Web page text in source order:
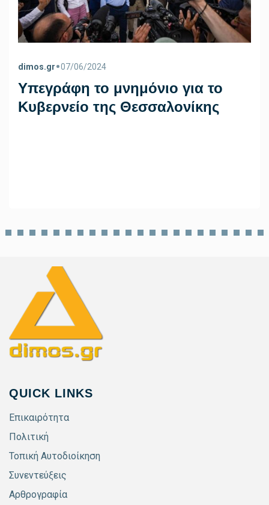
dimos.gr•07/06/2024
Υπεγράφη το μνημόνιο για το
Κυβερνείο της Θεσσαλονίκης
QUICK LINKS
Επικαιρότητα
Πολιτική
Τοπική Αυτοδιοίκηση
Συνεντεύξεις
Αρθρογραφία